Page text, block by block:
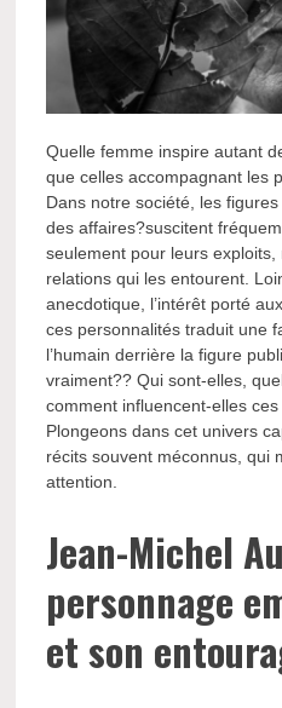
Quelle femme inspire autant
que celles accompagnant les
Dans notre société, les
des affaires?suscitent
seulement pour leurs
relations qui les entourent.
anecdotique, l’intérêt porté
ces personnalités traduit une
l’humain derrière la figure
vraiment?? Qui sont-elles,
comment influencent-elles
Plongeons dans cet univers
récits souvent méconnus, qui
attention.
Jean-Michel
personnage
et son